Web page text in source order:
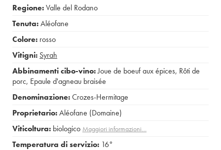
Regione:Valle del Rodano
Tenuta:Aléofane
Colore: rosso
Vitigni: Syrah
Abbinamenti cibo-vino:Joue de boeuf aux épices, Rôti de
porc, Epaule d'agneau braisée
Denominazione:Crozes-Hermitage
Proprietario:Aléofane (Domaine)
Viticoltura: biologico Maggiori informazioni…
Temperatura di servizio: 16°